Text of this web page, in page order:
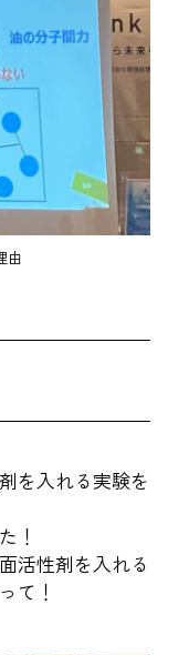
由
を入れる実験を
！
活性剤を入れる
て！